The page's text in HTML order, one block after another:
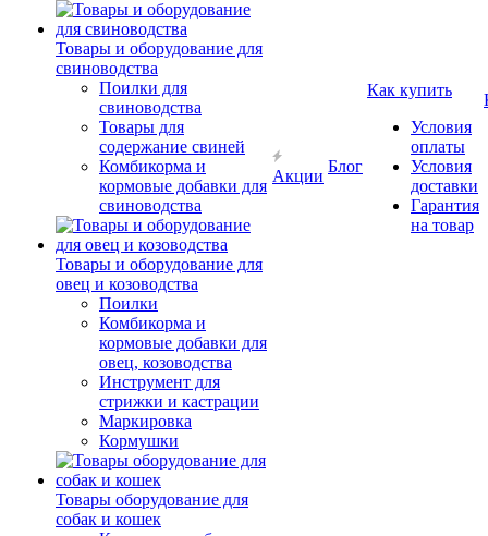
Товары и оборудование для
свиноводства
Поилки для
свиноводства
Товары для
содержание свиней
Комбикорма и
кормовые добавки для
свиноводства
Товары и оборудование для
овец и козоводства
Поилки
Комбикорма и
кормовые добавки для
овец, козоводства
Инструмент для
стрижки и кастрации
Маркировка
Кормушки
Товары оборудование для
собак и кошек
Акции
Блог
Как купить
Условия
оплаты
Условия
доставки
Гарантия
на товар